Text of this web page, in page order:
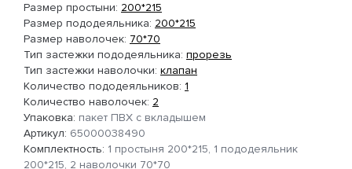
Размер простыни: 200*215
Размер пододеяльника: 200*215
Размер наволочек: 70*70
Тип застежки пододеяльника: прорезь
Тип застежки наволочки: клапан
Количество пододеяльников: 1
Количество наволочек: 2
Упаковка: пакет ПВХ с вкладышем
Артикул: 65000038490
Комплектность: 1 простыня 200*215, 1 пододеяльник
200*215, 2 наволочки 70*70